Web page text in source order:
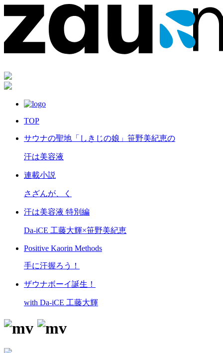
TOP
サウナの聖地「しきじの娘」笹野美紀恵の
汗は美容液
連載小説
さざんが、く
汗は美容液 特別編
Da-iCE 工藤大輝×笹野美紀恵
Positive Kaorin Methods
手に汗握ろう！
ザウナボーイ誕生！
with Da-iCE 工藤大輝